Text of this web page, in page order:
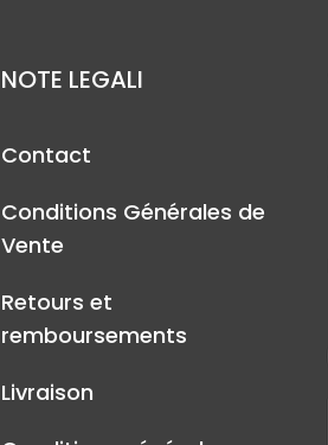
NOTE LEGALI
Contact
Conditions Générales de
Vente
Retours et
remboursements
Livraison